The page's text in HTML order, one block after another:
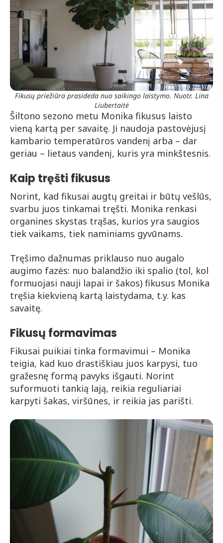
Fikusų priežiūra prasideda nuo saikingo laistymo. Nuotr. Lina
Liubertaitė
Šiltono sezono metu Monika fikusus laisto
vieną kartą per savaitę. Ji naudoja pastovėjusį
kambario temperatūros vandenį arba – dar
geriau – lietaus vandenį, kuris yra minkštesnis.
Kaip tręšti fikusus
Norint, kad fikusai augtų greitai ir būtų vešlūs,
svarbu juos tinkamai tręšti. Monika renkasi
organines skystas trąšas, kurios yra saugios
tiek vaikams, tiek naminiams gyvūnams.
Tręšimo dažnumas priklauso nuo augalo
augimo fazės: nuo balandžio iki spalio (tol, kol
formuojasi nauji lapai ir šakos) fikusus Monika
tręšia kiekvieną kartą laistydama, t.y. kas
savaitę.
Fikusų formavimas
Fikusai puikiai tinka formavimui – Monika
teigia, kad kuo drastiškiau juos karpysi, tuo
gražesnę formą pavyks išgauti. Norint
suformuoti tankią lają, reikia reguliariai
karpyti šakas, viršūnes, ir reikia jas parišti.